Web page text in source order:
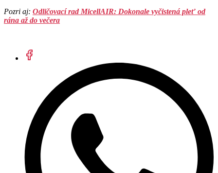
Pozri aj: Odličovací rad MicellAIR: Dokonale vyčistená pleť od
rána až do večera